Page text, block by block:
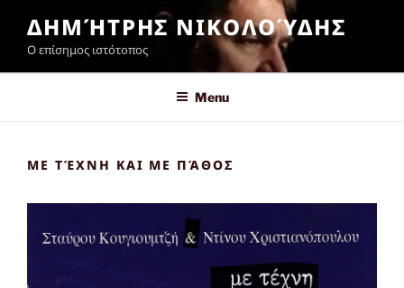
content
ΔΗΜΉΤΡΗΣ ΝΙΚΟΛΟΎΔΗΣ
Ο επίσημος ιστότοπος
Menu
ΜΕ ΤΈΧΝΗ ΚΑΙ ΜΕ ΠΆΘΟΣ